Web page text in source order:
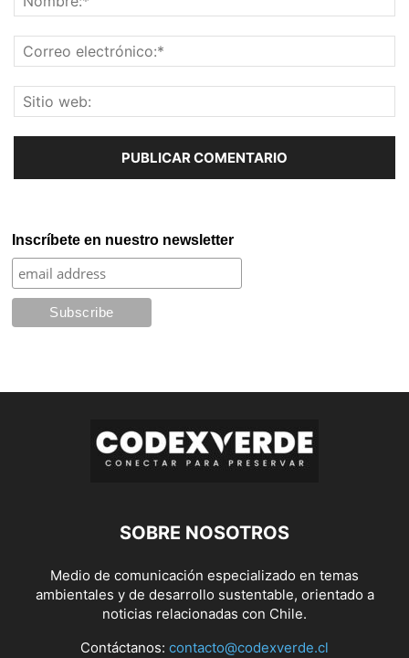
Inscríbete en nuestro newsletter
SOBRE NOSOTROS
Medio de comunicación especializado en temas
ambientales y de desarrollo sustentable, orientado a
noticias relacionadas con Chile.
Contáctanos: contacto@codexverde.cl